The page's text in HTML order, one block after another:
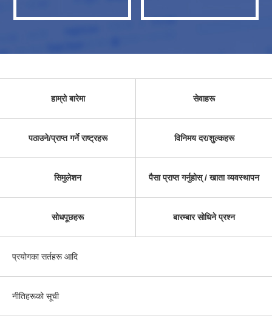
हाम्रो बारेमा सेवाहरू
पठाउने/प्राप्त गर्ने राष्ट्रहरू विनिमय दर/शुल्कहरू
सिमुलेशन पैसा प्राप्त गर्नुहोस् / खाता व्यवस्थापन
सोधपूछहरू बारम्बार सोधिने प्रश्न
प्रयोगका सर्तहरू आदि
नीतिहरूको सूची